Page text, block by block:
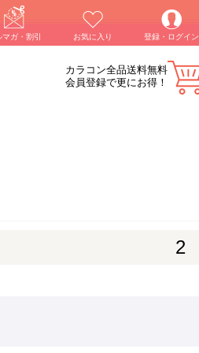
マガ・割引 お気に入り 登録・ログイン
カラコン全品送料無料
会員登録で更にお得！
2